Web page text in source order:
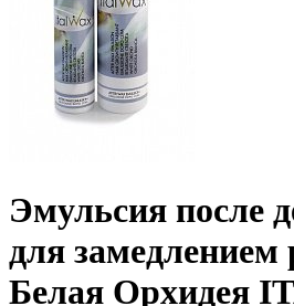
Эмульсия после
для замедлением
Белая Орхидея